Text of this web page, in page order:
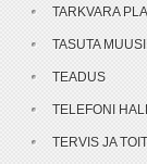
TARKVARA
TASUTA
TEADUS
TELEFONI
TERVIS JA